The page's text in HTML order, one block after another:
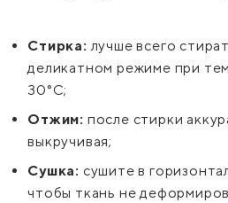
Стирка: лучше всего
деликатном режиме при
30°C;
Отжим: после стирки
выкручивая;
Сушка: сушите в
чтобы ткань не